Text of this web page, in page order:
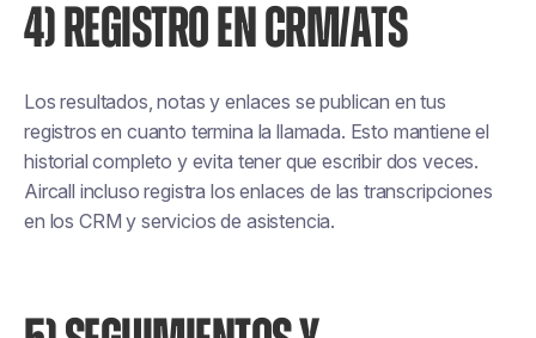
4) REGISTRO EN CRM/ATS
Los resultados, notas y enlaces se publican en tus
registros en cuanto termina la llamada. Esto mantiene el
historial completo y evita tener que escribir dos veces.
Aircall incluso registra los enlaces de las transcripciones
en los CRM y servicios de asistencia.